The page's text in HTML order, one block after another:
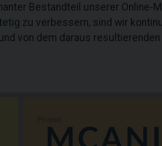
Bestandteil unserer
zu verbessern, sind wir
von dem daraus